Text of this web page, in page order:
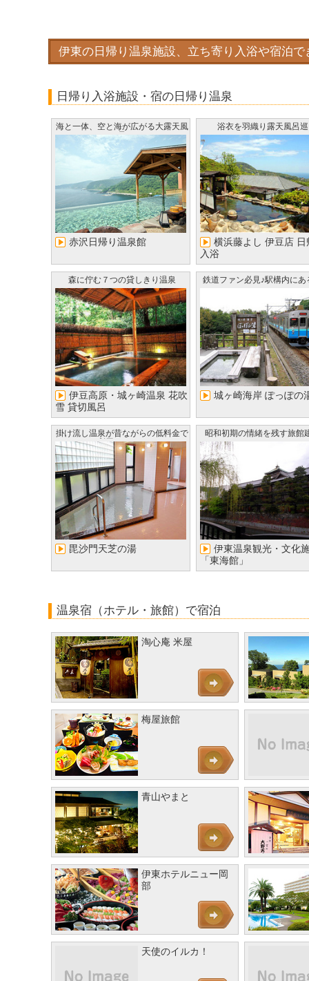
伊東の日帰り温泉施設、立ち寄り入浴や宿泊
日帰り入浴施設・宿の日帰り温泉
海と一体、空と海が広がる大露天風
呂
赤沢日帰り温泉館
浴衣を羽織り露天風呂
横浜藤よし 伊豆店 日
入浴
森に佇む７つの貸しきり温泉
伊豆高原・城ヶ崎温泉 花吹
雪 貸切風呂
鉄道ファン必見♪駅構内にあ
城ヶ崎海岸 ぽっぽの
掛け流し温泉が昔ながらの低料金で
利用できる！
毘沙門天芝の湯
昭和初期の情緒を残す旅館
伊東温泉観光・文化
「東海館」
温泉宿（ホテル・旅館）で宿泊
淘心庵 米屋
梅屋旅館
青山やまと
伊東ホテルニュー岡
部
天使のイルカ！